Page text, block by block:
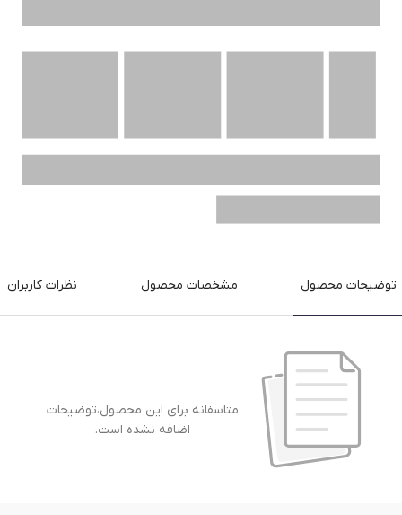
توضیحات محصول مشخصات محصول نظرات کاربران
متاسفانه برای این محصول،توضیحات
اضافه نشده است.